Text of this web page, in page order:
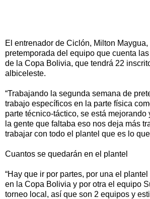
El entrenador de Ciclón, Milton
pretemporada del equipo que cuenta
de la Copa Bolivia, que tendrá 22
albiceleste.
“Trabajando la segunda semana de
trabajo específicos en la parte física
parte técnico-táctico, se está mejorando
la gente que faltaba eso nos deja más
trabajar con todo el plantel que es lo
Cuantos se quedarán en el plantel
“Hay que ir por partes, por una el
en la Copa Bolivia y por otra el equipo
torneo local, así que son 2 equipos y